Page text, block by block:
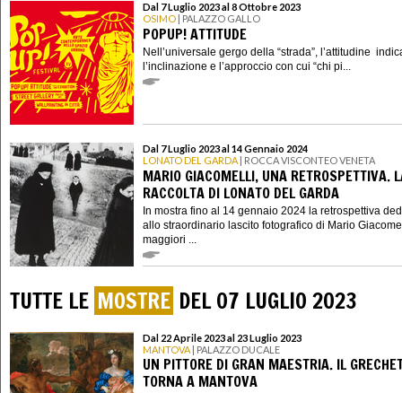
Dal 7 Luglio 2023 al 8 Ottobre 2023
OSIMO | PALAZZO GALLO
POPUP! ATTITUDE
Nell’universale gergo della “strada”, l’attitudine
l’inclinazione e l’approccio con cui “chi pi...
Dal 7 Luglio 2023 al 14 Gennaio 2024
LONATO DEL GARDA | ROCCA VISCONTEO VENETA
MARIO GIACOMELLI, UNA RETROSPETTIVA.
RACCOLTA DI LONATO DEL GARDA
In mostra fino al 14 gennaio 2024 la retrospettiva
allo straordinario lascito fotografico di Mario
maggiori ...
TUTTE LE MOSTRE DEL 07 LUGLIO 2023
Dal 22 Aprile 2023 al 23 Luglio 2023
MANTOVA | PALAZZO DUCALE
UN PITTORE DI GRAN MAESTRIA. IL
TORNA A MANTOVA